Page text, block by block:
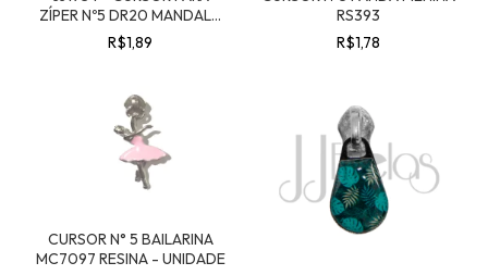
ZÍPER Nº5 DR20 MANDALA
298
R$1,89
RS393
R$1,78
CURSOR N° 5 BAILARINA
MC7097 RESINA - UNIDADE